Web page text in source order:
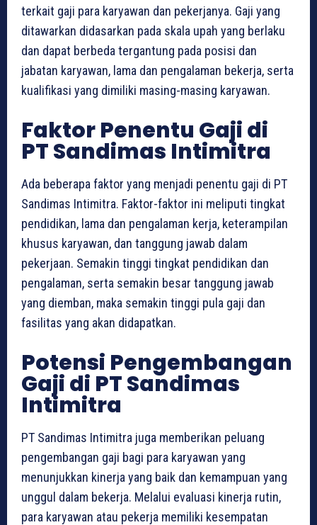
terkait gaji para karyawan dan pekerjanya. Gaji yang
ditawarkan didasarkan pada skala upah yang berlaku
dan dapat berbeda tergantung pada posisi dan
jabatan karyawan, lama dan pengalaman bekerja, serta
kualifikasi yang dimiliki masing-masing karyawan.
Faktor Penentu Gaji di
PT Sandimas Intimitra
Ada beberapa faktor yang menjadi penentu gaji di PT
Sandimas Intimitra. Faktor-faktor ini meliputi tingkat
pendidikan, lama dan pengalaman kerja, keterampilan
khusus karyawan, dan tanggung jawab dalam
pekerjaan. Semakin tinggi tingkat pendidikan dan
pengalaman, serta semakin besar tanggung jawab
yang diemban, maka semakin tinggi pula gaji dan
fasilitas yang akan didapatkan.
Potensi Pengembangan
Gaji di PT Sandimas
Intimitra
PT Sandimas Intimitra juga memberikan peluang
pengembangan gaji bagi para karyawan yang
menunjukkan kinerja yang baik dan kemampuan yang
unggul dalam bekerja. Melalui evaluasi kinerja rutin,
para karyawan atau pekerja memiliki kesempatan